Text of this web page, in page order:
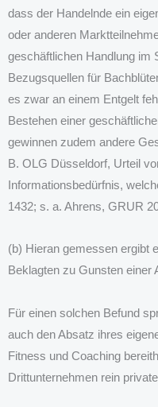
dass der Handelnde ein
oder anderen
geschäftlichen Handlung im
Bezugsquellen für
es zwar an einem Entgelt
Bestehen einer
gewinnen zudem andere
B. OLG Düsseldorf, Urteil
Informationsbedürfnis,
1432; s. a. Ahrens, GRUR
(b) Hieran gemessen ergibt
Beklagten zu Gunsten einer
Für einen solchen Befund
auch den Absatz ihres
Fitness und Coaching
Drittunternehmen rein